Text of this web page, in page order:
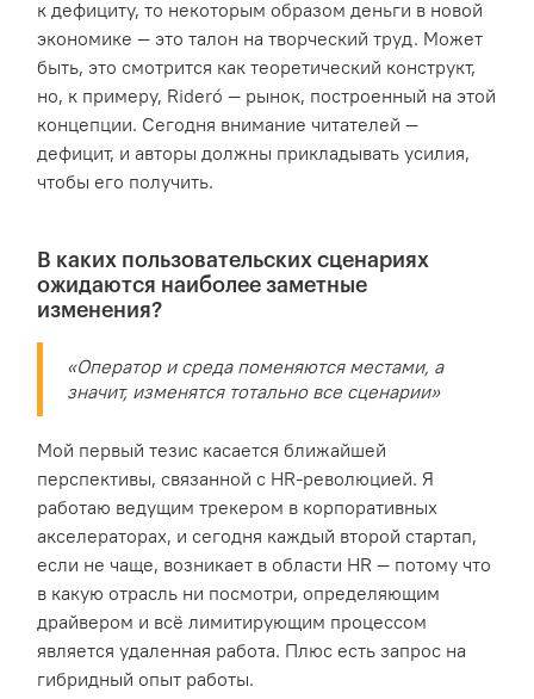
к дефициту, то некоторым образом деньги в новой
экономике — это талон на творческий труд. Может
быть, это смотрится как теоретический конструкт,
но, к примеру, Rideró — рынок, построенный на этой
концепции. Сегодня внимание читателей —
дефицит, и авторы должны прикладывать усилия,
чтобы его получить.
В каких пользовательских сценариях
ожидаются наиболее заметные
изменения?
«Оператор и среда поменяются местами, а
значит, изменятся тотально все сценарии»
Мой первый тезис касается ближайшей
перспективы, связанной с HR-революцией. Я
работаю ведущим трекером в корпоративных
акселераторах, и сегодня каждый второй стартап,
если не чаще, возникает в области HR — потому что
в какую отрасль ни посмотри, определяющим
драйвером и всё лимитирующим процессом
является удаленная работа. Плюс есть запрос на
гибридный опыт работы.